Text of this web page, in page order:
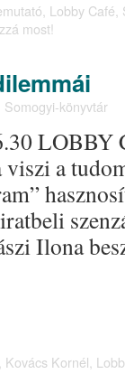
, Lobby Café,
most!
Somogyi-könyvtár
LOBBY
a
Ilona
Kovács Kornél